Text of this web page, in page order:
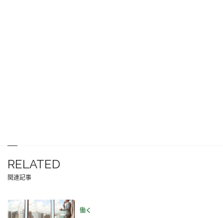
RELATED
関連記事
働く